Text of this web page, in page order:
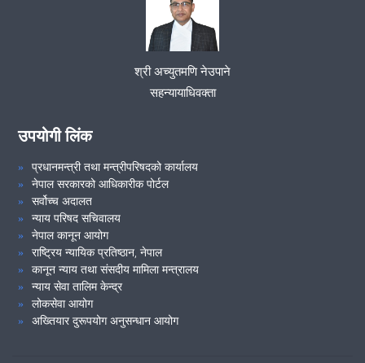
श्री अच्युतमणि नेउपाने
सहन्यायाधिवक्ता
उपयोगी लिंक
प्रधानमन्त्री तथा मन्त्रीपरिषदको कार्यालय
नेपाल सरकारको आधिकारीक पोर्टल
सर्वोच्च अदालत
न्याय परिषद सचिवालय
नेपाल कानून आयोग
राष्ट्रिय न्यायिक प्रतिष्ठान, नेपाल
कानून न्याय तथा संसदीय मामिला मन्त्रालय
न्याय सेवा तालिम केन्द्र
लोकसेवा आयोग
अख्तियार दुरूपयोग अनुसन्धान आयोग